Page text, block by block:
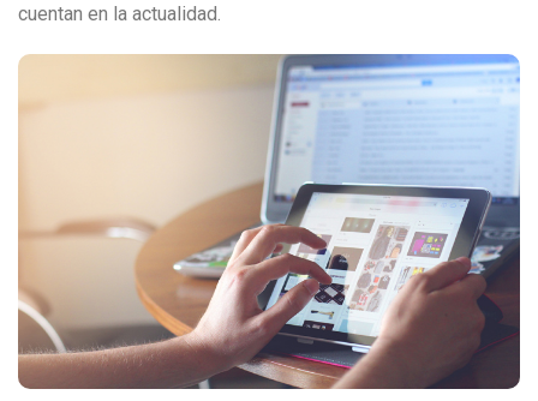
cuentan en la actualidad.